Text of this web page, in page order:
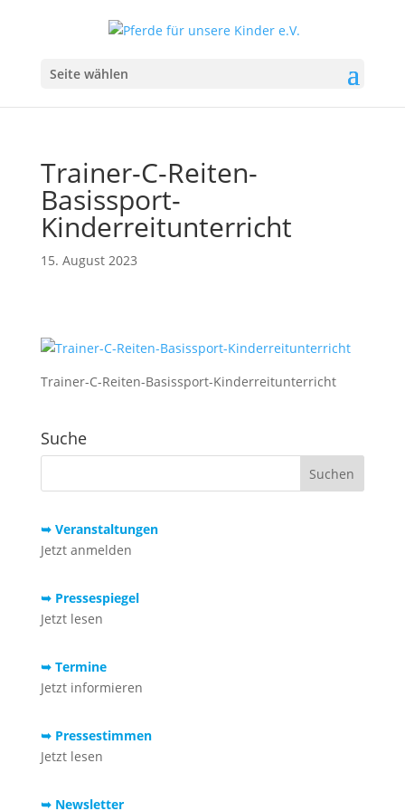
Seite wählen
Trainer-C-Reiten-
Basissport-
Kinderreitunterricht
15. August 2023
Trainer-C-Reiten-Basissport-Kinderreitunterricht
Suche
➥ Veranstaltungen
Jetzt anmelden
➥ Pressespiegel
Jetzt lesen
➥ Termine
Jetzt informieren
➥ Pressestimmen
Jetzt lesen
➥ Newsletter